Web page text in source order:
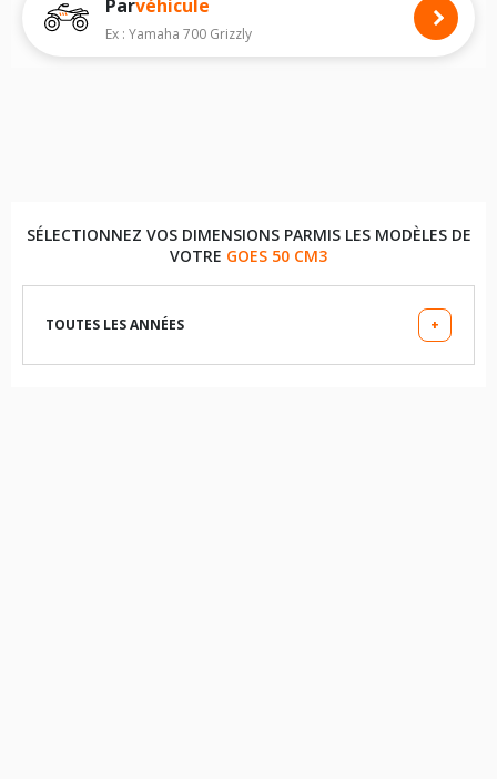
Pour voir notre liste de pneus quad, veuillez sélectionner la dimension
de votre quad
Les dimensions indiquées vous sont données à titre indicatif. Il est
Parvéhicule
Ex : Yamaha 700 Grizzly
SÉLECTIONNEZ VOS DIMENSIONS PARMIS LES MODÈLES DE
VOTRE GOES 50 CM3
TOUTES LES ANNÉES
+